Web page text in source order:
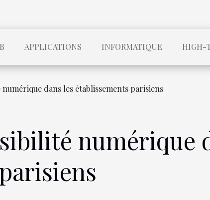
APPLICATIONS INFORMATIQUE HIGH-
dans les établissements parisiens
numérique